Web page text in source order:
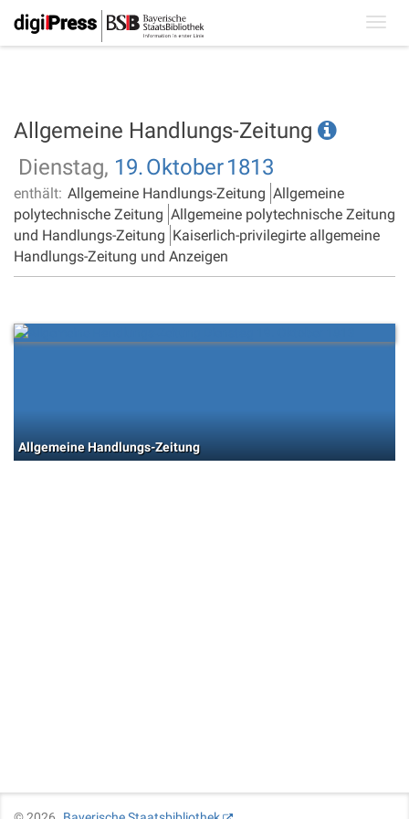
Allgemeine Handlungs-Zeitung
Dienstag, 19.Oktober1813
enthält: Allgemeine Handlungs-Zeitung Allgemeine
polytechnische Zeitung Allgemeine polytechnische Zeitung
und Handlungs-Zeitung Kaiserlich-privilegirte allgemeine
Handlungs-Zeitung und Anzeigen
Allgemeine Handlungs-Zeitung